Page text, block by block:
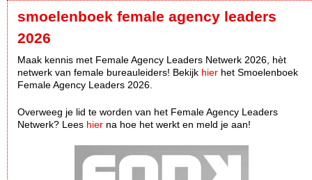
smoelenboek female agency leaders
2026
Maak kennis met Female Agency Leaders Netwerk 2026, hèt
netwerk van female bureauleiders! Bekijk hier het Smoelenboek
Female Agency Leaders 2026.
Overweeg je lid te worden van het Female Agency Leaders
Netwerk? Lees hier na hoe het werkt en meld je aan!